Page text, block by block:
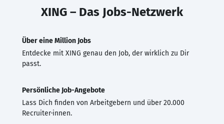
XING – Das Jobs-Netzwerk
Über eine Million Jobs
Entdecke mit XING genau den Job, der wirklich zu Dir
passt.
Persönliche Job-Angebote
Lass Dich finden von Arbeitgebern und über 20.000
Recruiter·innen.